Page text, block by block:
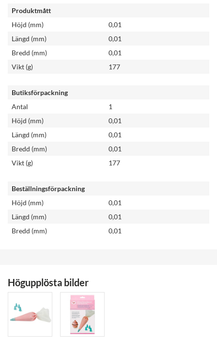
Produktmått
Höjd (mm)
0,01
Längd (mm)
0,01
Bredd (mm)
0,01
Vikt (g)
177
Butiksförpackning
Antal
1
Höjd (mm)
0,01
Längd (mm)
0,01
Bredd (mm)
0,01
Vikt (g)
177
Beställningsförpackning
Höjd (mm)
0,01
Längd (mm)
0,01
Bredd (mm)
0,01
Högupplösta bilder